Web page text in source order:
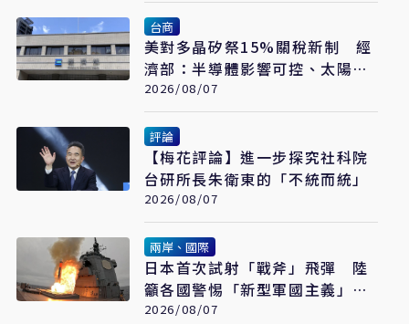
台商
美對多晶矽祭15%關稅新制 經
濟部：半導體影響可控、太陽能
產業衝擊有限
2026/08/07
評論
【梅花評論】進一步探究社科院
台研所長朱衛東的「不統而統」
2026/08/07
兩岸、國際
日本首次試射「戰斧」飛彈 陸
籲各國警惕「新型軍國主義」發
展
2026/08/07